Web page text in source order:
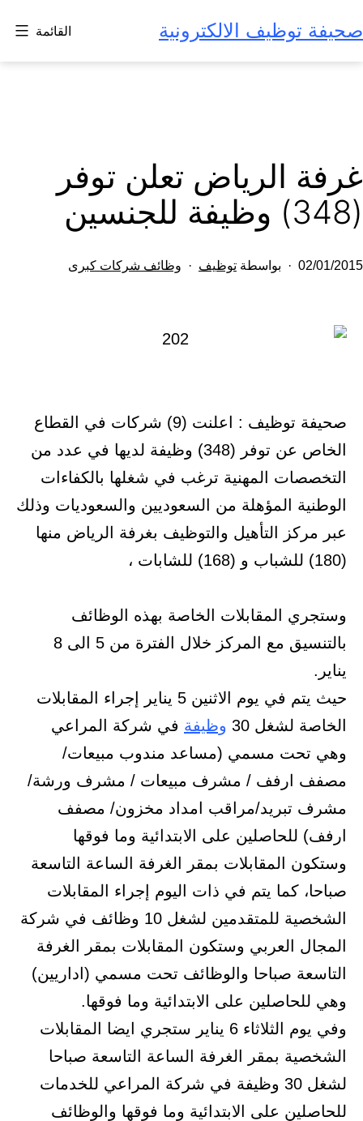
إلى
المحتوى
صحيفة توظيف الالكترونية القائمة
غرفة الرياض تعلن توفر
(348) وظيفة للجنسين
تم
02/01/2015 بواسطة توظيف
مصنف
وظائف شركات كبرى
صحيفة توظيف : اعلنت (9) شركات في القطاع
الخاص عن توفر (348) وظيفة لديها في عدد من
التخصصات المهنية ترغب في شغلها بالكفاءات
الوطنية المؤهلة من السعوديين والسعوديات وذلك
عبر مركز التأهيل والتوظيف بغرفة الرياض منها
(180) للشباب و (168) للشابات ،
وستجري المقابلات الخاصة بهذه الوظائف
بالتنسيق مع المركز خلال الفترة من 5 الى 8
يناير.
حيث يتم في يوم الاثنين 5 يناير إجراء المقابلات
الخاصة لشغل 30
وظيفة في شركة المراعي
وهي تحت مسمي (مساعد مندوب مبيعات/
مصفف ارفف / مشرف مبيعات / مشرف ورشة/
مشرف تبريد/مراقب امداد مخزون/ مصفف
ارفف) للحاصلين على الابتدائية وما فوقها
وستكون المقابلات بمقر الغرفة الساعة التاسعة
صباحا، كما يتم في ذات اليوم إجراء المقابلات
الشخصية للمتقدمين لشغل 10 وظائف في شركة
المجال العربي وستكون المقابلات بمقر الغرفة
التاسعة صباحا والوظائف تحت مسمي (اداريين)
وهي للحاصلين على الابتدائية وما فوقها.
وفي يوم الثلاثاء 6 يناير ستجري ايضا المقابلات
الشخصية بمقر الغرفة الساعة التاسعة صباحا
لشغل 30 وظيفة في شركة المراعي للخدمات
للحاصلين على الابتدائية وما فوقها والوظائف